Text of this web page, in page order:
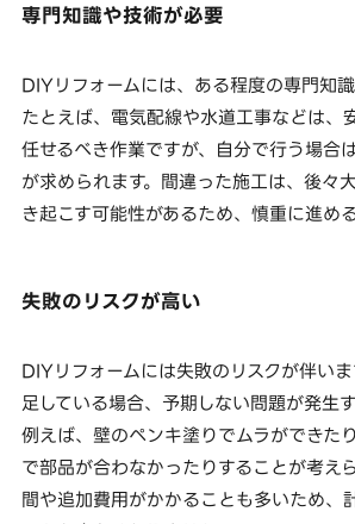
専門知識や技術が必要
DIYリフォームには、ある程度の専門知識
たとえば、電気配線や水道工事などは、
任せるべき作業ですが、自分で行う場合
が求められます。間違った施工は、後々
き起こす可能性があるため、慎重に進め
失敗のリスクが高い
DIYリフォームには失敗のリスクが伴い
足している場合、予期しない問題が発生す
例えば、壁のペンキ塗りでムラができた
で部品が合わなかったりすることが考え
間や追加費用がかかることも多いため、